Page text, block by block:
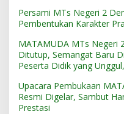
Persami MTs Negeri 2
Pembentukan Karakter
MATAMUDA MTs Negeri
Ditutup, Semangat Baru
Peserta Didik yang
Upacara Pembukaan
Resmi Digelar, Sambut
Prestasi